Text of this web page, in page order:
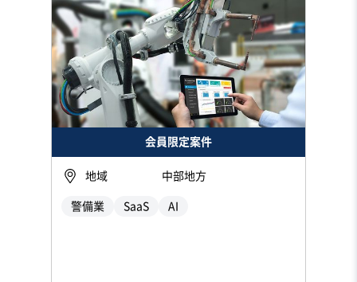
会員限定案件
地域 中部地方
警備業 SaaS AI